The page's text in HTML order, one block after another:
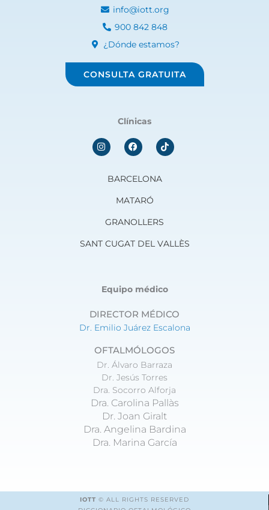
info@iott.org
900 842 848
¿Dónde estamos?
CONSULTA GRATUITA
Clínicas
I
n
s
F
a
c
b
o
k
BARCELONA
MATARÓ
GRANOLLERS
SANT CUGAT DEL VALLÈS
Equipo médico
DIRECTOR MÉDICO
Dr. Emilio Juárez Escalona
OFTALMÓLOGOS
Dr. Álvaro Barraza
Dr. Jesús Torres
Dra. Socorro Alforja
Dra. Carolina Pallàs
Dr. Joan Giralt
Dra. Angelina Bardina
Dra. Marina García
IOTT © ALL RIGHTS RESERVED